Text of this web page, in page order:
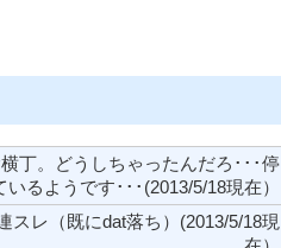
丁。どうしちゃったんだろ･･･停
いるようです･･･(2013/5/18現在）
スレ（既にdat落ち）(2013/5/18現